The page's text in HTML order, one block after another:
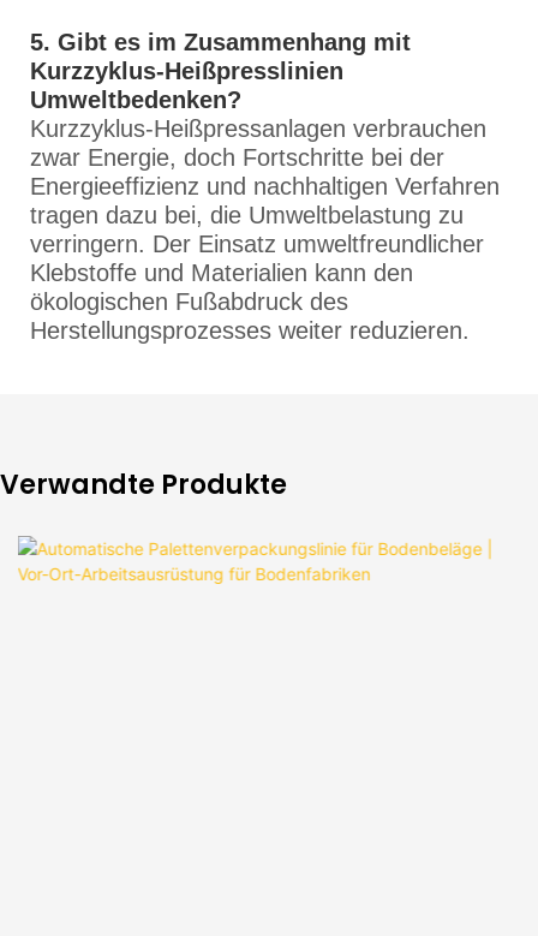
5. Gibt es im Zusammenhang mit
Kurzzyklus-Heißpresslinien
Umweltbedenken?
Kurzzyklus-Heißpressanlagen verbrauchen
zwar Energie, doch Fortschritte bei der
Energieeffizienz und nachhaltigen Verfahren
tragen dazu bei, die Umweltbelastung zu
verringern. Der Einsatz umweltfreundlicher
Klebstoffe und Materialien kann den
ökologischen Fußabdruck des
Herstellungsprozesses weiter reduzieren.
Verwandte Produkte